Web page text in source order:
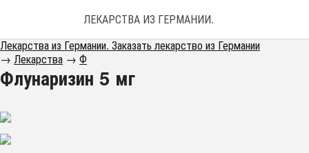
ЛЕКАРСТВА ИЗ ГЕРМАНИИ. ЗАКАЗАТЬ
Лекарства из Германии. Заказать лекарство из Германии
→ Лекарства → Ф
Флунаризин 5 мг